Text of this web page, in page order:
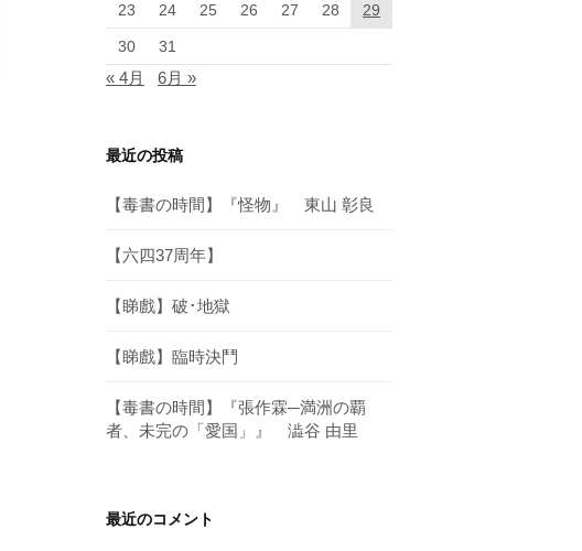
23 24 25 26 27 28 29
30 31
« 4月 6月 »
最近の投稿
【毒書の時間】『怪物』 東山 彰良
【六四37周年】
【睇戲】破･地獄
【睇戲】臨時決鬥
【毒書の時間】『張作霖─満洲の覇
者、未完の「愛国」』 澁谷 由里
最近のコメント